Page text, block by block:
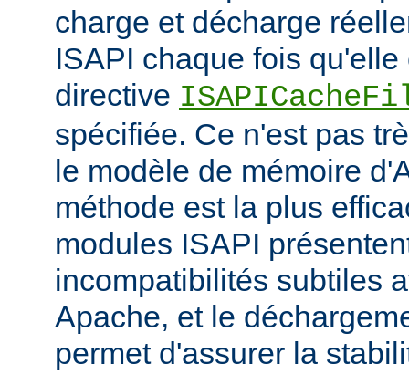
charge et décharge
ISAPI chaque fois
directive
spécifiée. Ce n'est pas
le modèle de mémoire
méthode est la plus
modules ISAPI
incompatibilités subtiles
Apache, et le
permet d'assurer la